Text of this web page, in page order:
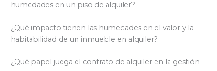
humedades en un piso de alquiler?
¿Qué impacto tienen las humedades en el valor y la
habitabilidad de un inmueble en alquiler?
¿Qué papel juega el contrato de alquiler en la gestión